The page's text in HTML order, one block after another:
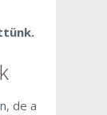
de a